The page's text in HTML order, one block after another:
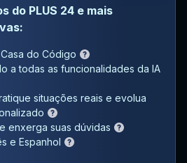
do PLUS 24 e mais
do Código
a todas as funcionalidades da IA
situações reais e evolua
enxerga suas dúvidas
e Espanhol